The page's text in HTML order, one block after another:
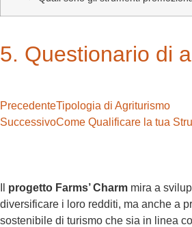
5. Questionario di
PrecedenteTipologia di Agriturismo
SuccessivoCome Qualificare la tua
progetto Farms’ Charm mira a
diversificare i loro redditi, ma anche a
sostenibile di turismo che sia in linea